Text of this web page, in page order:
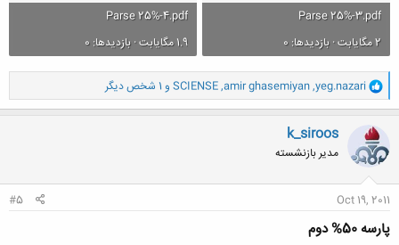
Parse 25%-3.pdf
2 مگایابت · بازدیدها: 0
Parse 25%-4.pdf
1.9 مگایابت · بازدیدها: 0
و
ا
ک
ن
ش
ه
ا
yeg.nazari
,
amir ghasemiyan
,
SCIENSE و 1 شخص دیگر
k_siroos
مدیر بازنشسته
Oct 19, 2011
#5
پارسه 50% دوم